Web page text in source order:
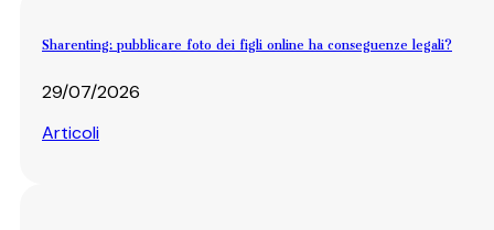
Sharenting: pubblicare foto dei figli online ha conseguenze legali?
29/07/2026
Articoli